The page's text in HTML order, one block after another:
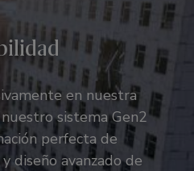
en nuestra
sistema Gen2
perfecta de
diseño avanzado de